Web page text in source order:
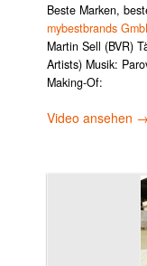
Beste Marken,
mybestbrands
Martin Sell (BVR)
Artists) Musik:
Making-Of:
Video ansehen →